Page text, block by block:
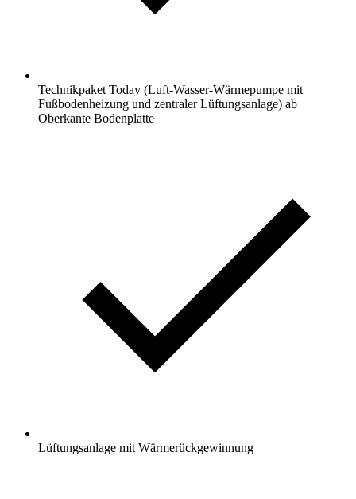
Technikpaket Today (Luft-Wasser-Wärmepumpe mit
Fußbodenheizung und zentraler Lüftungsanlage) ab
Oberkante Bodenplatte
Lüftungsanlage mit Wärmerückgewinnung